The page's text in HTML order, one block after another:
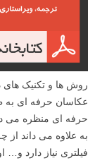
روش ها و تکنیک
عکاسان حرفه ای به
حرفه ای منظره می
به علاوه می داند از
فیلتری نیاز دارد